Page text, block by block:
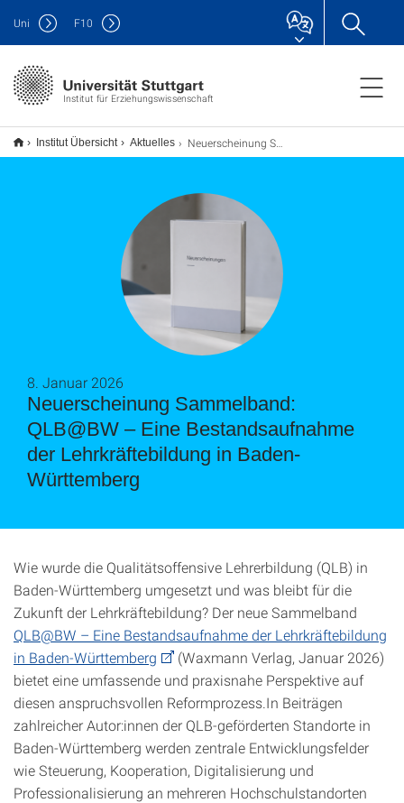
Institut für Erziehungswissenschaft
Uni F10
Institut Übersicht Aktuelles Neuerscheinung Sammelband: QLB@BW – Eine Bestandsaufnahme der Lehrkräftebildung in Baden-Württemberg
Neuerscheinung Sammelband:
QLB@BW – Eine Bestandsaufnahme
der Lehrkräftebildung in Baden-
Württemberg
8. Januar 2026
Wie wurde die Qualitätsoffensive Lehrerbildung (QLB) in
Baden-Württemberg umgesetzt und was bleibt für die
Zukunft der Lehrkräftebildung? Der neue Sammelband
QLB@BW – Eine Bestandsaufnahme der Lehrkräftebildung
in Baden-Württemberg
(Waxmann Verlag, Januar 2026)
bietet eine umfassende und praxisnahe Perspektive auf
diesen anspruchsvollen Reformprozess.In Beiträgen
zahlreicher Autor:innen der QLB-geförderten Standorte in
Baden-Württemberg werden zentrale Entwicklungsfelder
wie Steuerung, Kooperation, Digitalisierung und
Professionalisierung an mehreren Hochschulstandorten